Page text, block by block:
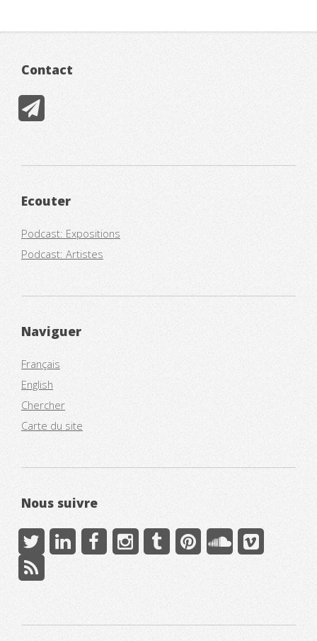
Contact
Ecouter
Podcast: Expositions
Podcast: Artistes
Naviguer
Français
English
Chercher
Carte du site
Nous suivre